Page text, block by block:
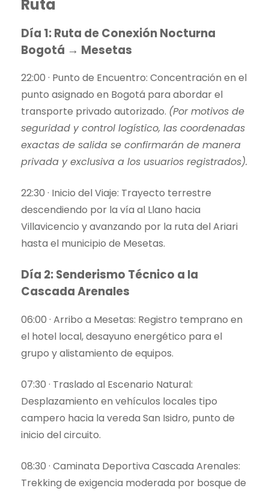
Ruta
Día 1: Ruta de Conexión Nocturna
Bogotá → Mesetas
22:00 · Punto de Encuentro: Concentración en el
punto asignado en Bogotá para abordar el
transporte privado autorizado. (Por motivos de
seguridad y control logístico, las coordenadas
exactas de salida se confirmarán de manera
privada y exclusiva a los usuarios registrados).
22:30 · Inicio del Viaje: Trayecto terrestre
descendiendo por la vía al Llano hacia
Villavicencio y avanzando por la ruta del Ariari
hasta el municipio de Mesetas.
Día 2: Senderismo Técnico a la
Cascada Arenales
06:00 · Arribo a Mesetas: Registro temprano en
el hotel local, desayuno energético para el
grupo y alistamiento de equipos.
07:30 · Traslado al Escenario Natural:
Desplazamiento en vehículos locales tipo
campero hacia la vereda San Isidro, punto de
inicio del circuito.
08:30 · Caminata Deportiva Cascada Arenales:
Trekking de exigencia moderada por bosque de